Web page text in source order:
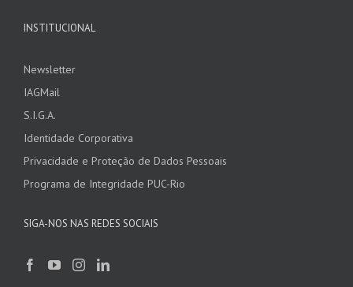
INSTITUCIONAL
Newsletter
IAGMail
S.I.G.A.
Identidade Corporativa
Privacidade e Proteção de Dados Pessoais
Programa de Integridade PUC-Rio
SIGA-NOS NAS REDES SOCIAIS